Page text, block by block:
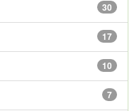
30
17
10
7